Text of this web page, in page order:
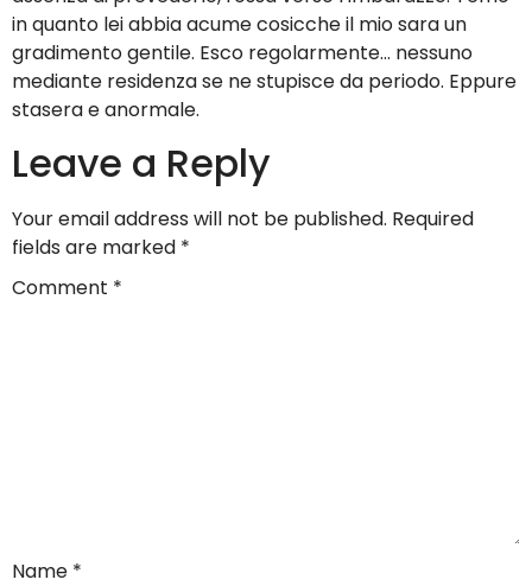
in quanto lei abbia acume cosicche il mio sara un
gradimento gentile. Esco regolarmente… nessuno
mediante residenza se ne stupisce da periodo. Eppure
stasera e anormale.
Leave a Reply
Your email address will not be published. Required
fields are marked *
Comment *
Name *